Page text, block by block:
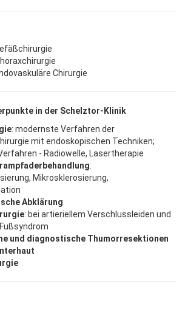
Chirurgie
in der Schelztor-Klinik
: modernste Verfahren der
mit endoskopischen Techniken;
- Radiowelle, Lasertherapie
:
Mikrosklerosierung,
Abklärung
: bei artieriellem Verschlussleiden und
und diagnostische Thumorresektionen